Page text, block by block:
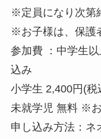
※定員になり次第
※お子様は、保護
参加費 ：中学生
込み
小学生 2,400円(
未就学児 無料 ※
申し込み方法：ネ